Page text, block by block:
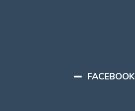
FACEBOOK